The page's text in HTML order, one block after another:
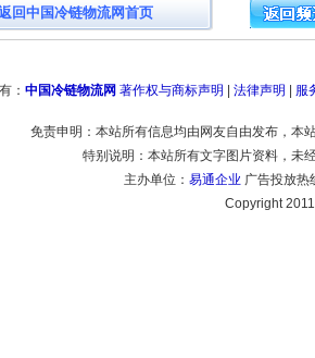
回中国冷链物流网首页
： 中国冷链物流网 著作权与商标声明 | 法律声明 | 服
免责申明：本站所有信息均由网友自由发布，本
特别说明：本站所有文字图片资料，未
主办单位： 易通企业 广告投放
Copyright